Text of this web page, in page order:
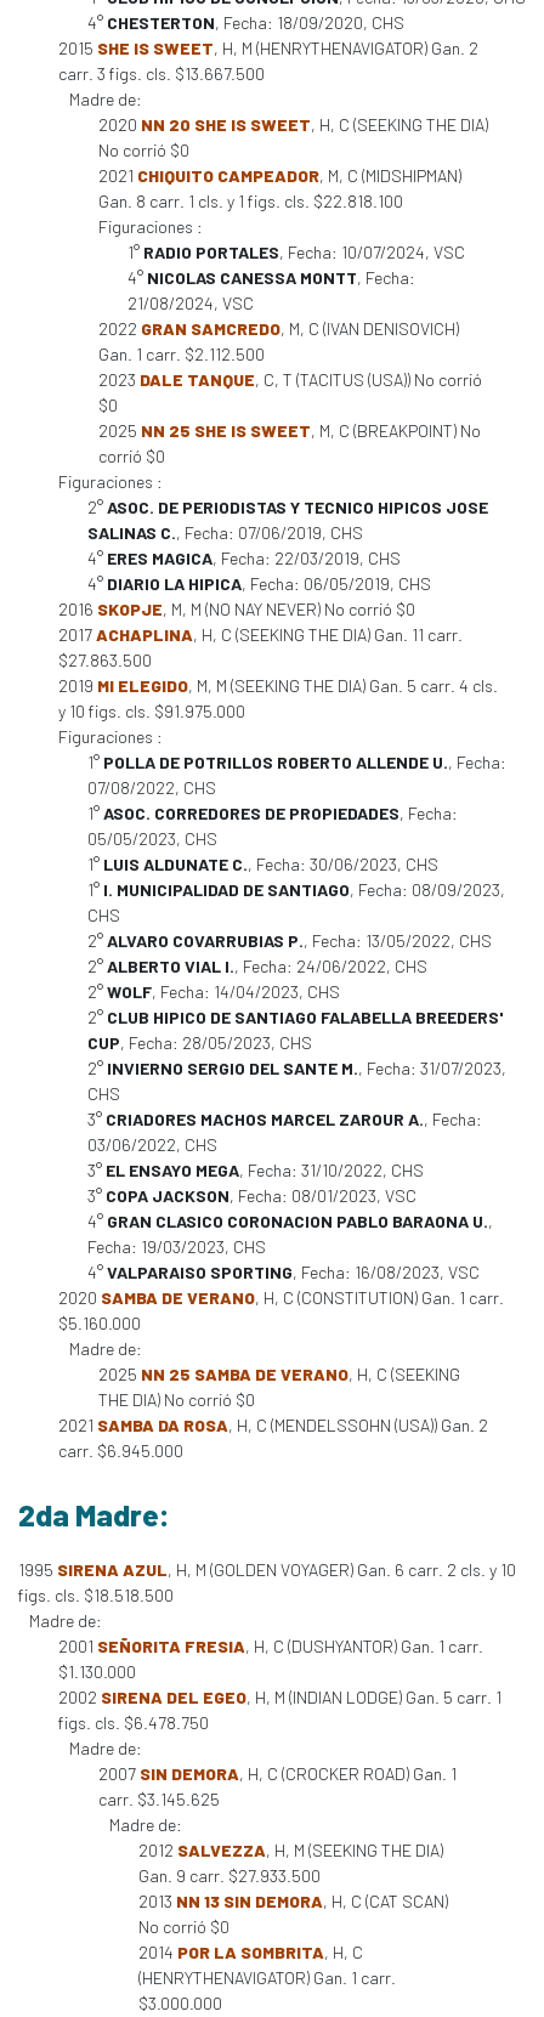
4° CHESTERTON, Fecha: 18/09/2020, CHS
2015 SHE IS SWEET, H, M (HENRYTHENAVIGATOR) Gan. 2
carr. 3 figs. cls. $13.667.500
Madre de:
2020 NN 20 SHE IS SWEET, H, C (SEEKING THE DIA)
No corrió $0
2021 CHIQUITO CAMPEADOR, M, C (MIDSHIPMAN)
Gan. 8 carr. 1 cls. y 1 figs. cls. $22.818.100
Figuraciones :
1° RADIO PORTALES, Fecha: 10/07/2024, VSC
4° NICOLAS CANESSA MONTT, Fecha:
21/08/2024, VSC
2022 GRAN SAMCREDO, M, C (IVAN DENISOVICH)
Gan. 1 carr. $2.112.500
2023 DALE TANQUE, C, T (TACITUS (USA)) No corrió
$0
2025 NN 25 SHE IS SWEET, M, C (BREAKPOINT) No
corrió $0
Figuraciones :
2°ASOC. DE PERIODISTAS Y TECNICO HIPICOS JOSE
SALINAS C., Fecha: 07/06/2019, CHS
4° ERES MAGICA, Fecha: 22/03/2019, CHS
4° DIARIO LA HIPICA, Fecha: 06/05/2019, CHS
2016 SKOPJE, M, M (NO NAY NEVER) No corrió $0
2017ACHAPLINA, H, C (SEEKING THE DIA) Gan. 11 carr.
$27.863.500
2019 MI ELEGIDO, M, M (SEEKING THE DIA) Gan. 5 carr. 4 cls.
y 10 figs. cls. $91.975.000
Figuraciones :
1° POLLA DE POTRILLOS ROBERTO ALLENDE U., Fecha:
07/08/2022, CHS
1°ASOC. CORREDORES DE PROPIEDADES, Fecha:
05/05/2023, CHS
1° LUIS ALDUNATE C., Fecha: 30/06/2023, CHS
1° I. MUNICIPALIDAD DE SANTIAGO, Fecha: 08/09/2023,
CHS
2°ALVARO COVARRUBIAS P., Fecha: 13/05/2022, CHS
2°ALBERTO VIAL I., Fecha: 24/06/2022, CHS
2°WOLF, Fecha: 14/04/2023, CHS
2° CLUB HIPICO DE SANTIAGO FALABELLA BREEDERS'
CUP, Fecha: 28/05/2023, CHS
2° INVIERNO SERGIO DEL SANTE M., Fecha: 31/07/2023,
CHS
3° CRIADORES MACHOS MARCEL ZAROUR A., Fecha:
03/06/2022, CHS
3° EL ENSAYO MEGA, Fecha: 31/10/2022, CHS
3° COPA JACKSON, Fecha: 08/01/2023, VSC
4° GRAN CLASICO CORONACION PABLO BARAONA U.,
Fecha: 19/03/2023, CHS
4°VALPARAISO SPORTING, Fecha: 16/08/2023, VSC
2020 SAMBA DE VERANO, H, C (CONSTITUTION) Gan. 1 carr.
$5.160.000
Madre de:
2025 NN 25 SAMBA DE VERANO, H, C (SEEKING
THE DIA) No corrió $0
2021 SAMBA DA ROSA, H, C (MENDELSSOHN (USA)) Gan. 2
carr. $6.945.000
2da Madre:
1995 SIRENA AZUL, H, M (GOLDEN VOYAGER) Gan. 6 carr. 2 cls. y 10
figs. cls. $18.518.500
Madre de:
2001 SEÑORITA FRESIA, H, C (DUSHYANTOR) Gan. 1 carr.
$1.130.000
2002 SIRENA DEL EGEO, H, M (INDIAN LODGE) Gan. 5 carr. 1
figs. cls. $6.478.750
Madre de:
2007 SIN DEMORA, H, C (CROCKER ROAD) Gan. 1
carr. $3.145.625
Madre de:
2012 SALVEZZA, H, M (SEEKING THE DIA)
Gan. 9 carr. $27.933.500
2013 NN 13 SIN DEMORA, H, C (CAT SCAN)
No corrió $0
2014 POR LA SOMBRITA, H, C
(HENRYTHENAVIGATOR) Gan. 1 carr.
$3.000.000